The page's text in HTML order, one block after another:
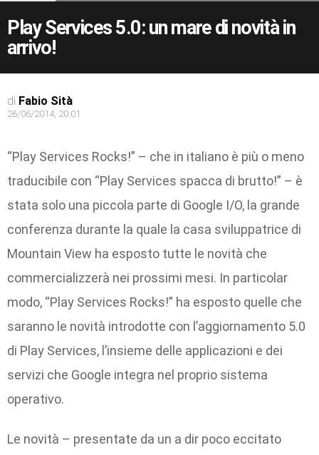
Play Services 5.0: un mare di novità in
arrivo!
di Fabio Sità
26/06/2014, 20:01
“Play Services Rocks!” – che in italiano è più o meno
traducibile con “Play Services spacca di brutto!” – è
stata solo una piccola parte di Google I/O, la grande
conferenza durante la quale la casa sviluppatrice di
Mountain View ha esposto tutte le novità che
commercializzerà nei prossimi mesi. In particolar
modo, “Play Services Rocks!” ha esposto quelle che
saranno le novità introdotte con l’aggiornamento 5.0
di Play Services, l’insieme delle applicazioni e dei
servizi che Google integra nel proprio sistema
operativo.
Le novità – presentate da un a dir poco eccitato